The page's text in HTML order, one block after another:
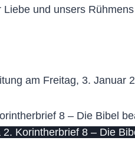
und unsers
am Freitag, 3. Januar
8 – Die Bibel
Korintherbrief 8 – Die